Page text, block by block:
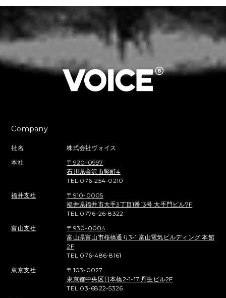
Company
社名
株式会社ヴォイス
本社
〒920-0997
石川県金沢市竪町4
TEL 076-254-0210
福井支社
〒910-0005
福井県福井市大手3丁目1番13号 大手門ビル7F
TEL 0776-26-8322
富山支社
〒930-0004
富山県富山市桜橋通り3-1 富山電気ビルディング 本館
2F
TEL 076-486-8161
東京支社
〒103-0027
東京都中央区日本橋2-1-17 丹生ビル2F
TEL 03-6822-5326